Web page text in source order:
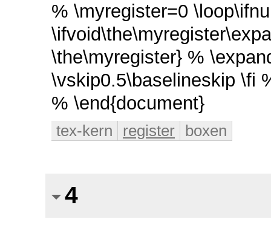
% \myregister=0
\the\myregister} %
\vskip0.5\baselineskip \fi
% \end{document}
tex-kern register boxen
4